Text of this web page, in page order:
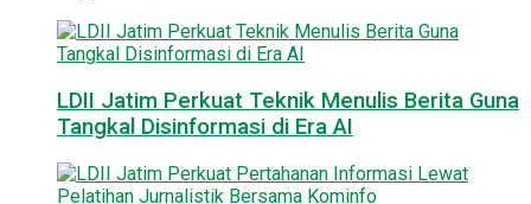
LDII Jatim Perkuat Teknik Menulis Berita Guna
Tangkal Disinformasi di Era AI